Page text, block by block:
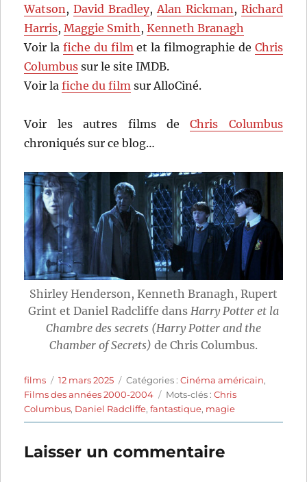
Watson,David Bradley,Alan Rickman, Richard
Harris,Maggie Smith,Kenneth Branagh
Voir la fiche du filmet la filmographie de Chris
Columbus sur le site IMDB.
Voir lafiche du film sur AlloCiné.
Voir les autres films deChris Columbus
chroniqués sur ce blog…
Shirley Henderson, Kenneth Branagh, Rupert
Grint et Daniel Radcliffe dans Harry Potter et la
Chambre des secrets (Harry Potter and the
Chamber of Secrets) de Chris Columbus.
Auteur
films
Publié
le
12 mars 2025 Catégories
Catégories :Cinéma américain,
Films des années 2000-2004
Étiquettes
Mots-clés :Chris
Columbus, Daniel Radcliffe,fantastique, magie
Laisser un commentaire